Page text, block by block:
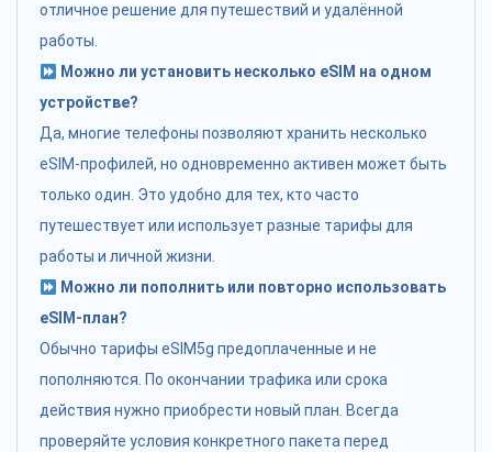
отличное решение для путешествий и удалённой
работы.
Можно ли установить несколько eSIM на одном
устройстве?
Да, многие телефоны позволяют хранить несколько
eSIM-профилей, но одновременно активен может быть
только один. Это удобно для тех, кто часто
путешествует или использует разные тарифы для
работы и личной жизни.
Можно ли пополнить или повторно использовать
eSIM-план?
Обычно тарифы eSIM5g предоплаченные и не
пополняются. По окончании трафика или срока
действия нужно приобрести новый план. Всегда
проверяйте условия конкретного пакета перед